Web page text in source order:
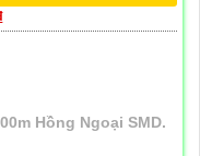
Hồng Ngoại SMD.